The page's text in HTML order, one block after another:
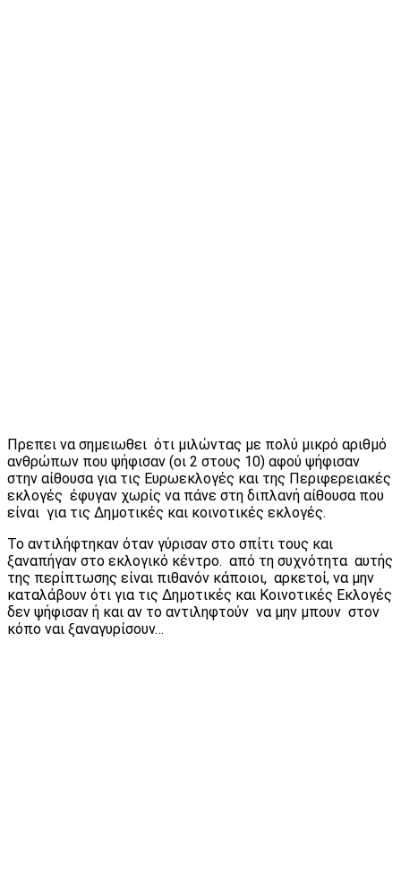
Πρεπει να σημειωθει ότι μιλώντας με πολύ μικρό αριθμό
ανθρώπων που ψήφισαν (οι 2 στους 10) αφού ψήφισαν
στην αίθουσα για τις Ευρωεκλογές και της Περιφερειακές
εκλογές έφυγαν χωρίς να πάνε στη διπλανή αίθουσα που
είναι για τις Δημοτικές και κοινοτικές εκλογές.
Το αντιλήφτηκαν όταν γύρισαν στο σπίτι τους και
ξαναπήγαν στο εκλογικό κέντρο. από τη συχνότητα αυτής
της περίπτωσης είναι πιθανόν κάποιοι, αρκετοί, να μην
καταλάβουν ότι για τις Δημοτικές και Κοινοτικές Εκλογές
δεν ψήφισαν ή και αν το αντιληφτούν να μην μπουν στον
κόπο ναι ξαναγυρίσουν…